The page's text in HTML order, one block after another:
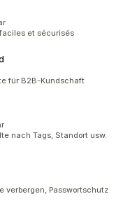
et sécurisés
für B2B-Kundschaft
nach Tags, Standort usw.
verbergen, Passwortschutz